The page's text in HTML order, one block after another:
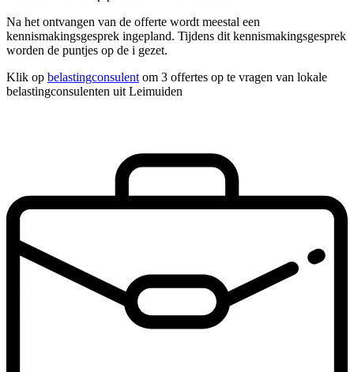
Na het ontvangen van de offerte wordt meestal een
kennismakingsgesprek ingepland. Tijdens dit kennismakingsgesprek
worden de puntjes op de i gezet.
Klik op belastingconsulent om 3 offertes op te vragen van lokale
belastingconsulenten uit Leimuiden